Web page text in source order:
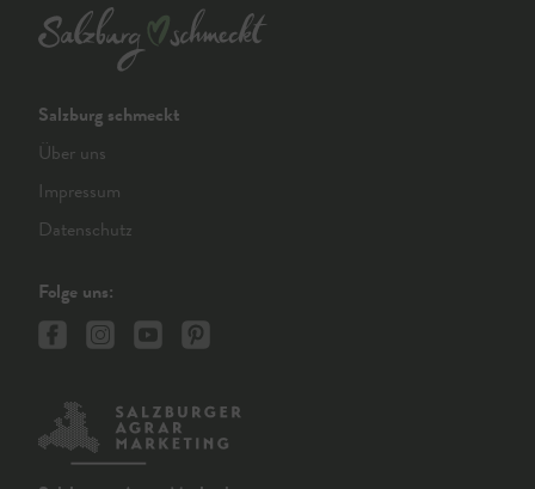
Salzburg schmeckt
Über uns
Impressum
Datenschutz
Folge uns: